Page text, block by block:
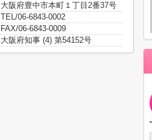
大阪府豊中市本町１丁目2番37号
TEL/06-6843-0002
FAX/06-6843-0009
大阪府知事 (4) 第54152号